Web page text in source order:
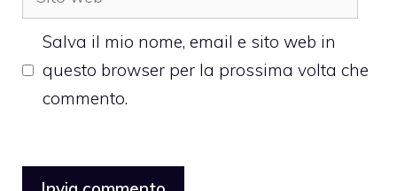
web
Salva il mio nome, email e sito web in
questo browser per la prossima volta che
commento.